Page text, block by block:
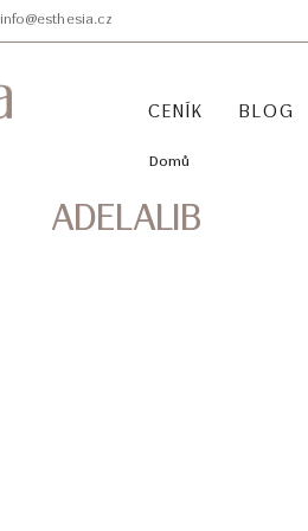
info@esthesia.cz
CENÍK BLOG
Domů
ADELALIB